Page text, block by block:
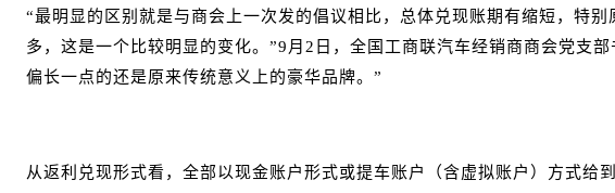
“最明显的区别就是与商会上一次发的倡议相比，总体兑现账期有缩短，特
多，这是一个比较明显的变化。”9月2日，全国工商联汽车经销商商会党支
偏长一点的还是原来传统意义上的豪华品牌。”
从返利兑现形式看，全部以现金账户形式或提车账户（含虚拟账户）方式